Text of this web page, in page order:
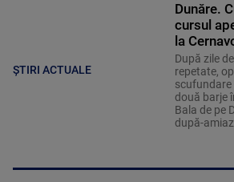
ȘTIRI ACTUALE
Dunăre.
cursul
la
După zile
repetate,
două barje
Bala de pe
după-